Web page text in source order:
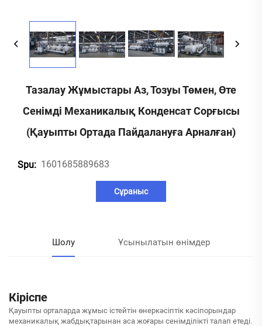
Тазалау Жұмыстары Аз, Тозуы Төмен, Өте
Сенімді Механикалық Конденсат Сорғысы
(қауыпты Ортада Пайдалануға Арналған)
Spu: 1601685889683
Сұраныс
Шолу Ұсынылатын өнімдер
Кіріспе
Қауыпты орталарда жұмыс істейтін өнеркәсіптік кәсіпорындар
механикалық жабдықтарынан аса жоғары сенімділікті талап етеді.